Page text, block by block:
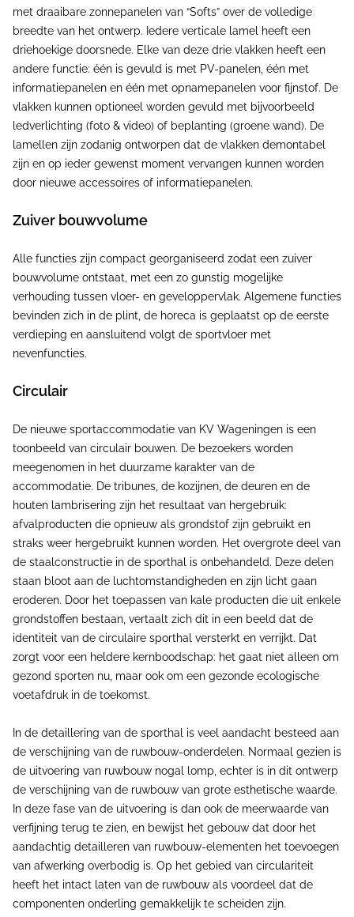
met draaibare zonnepanelen van “Softs” over de volledige
breedte van het ontwerp. Iedere verticale lamel heeft een
driehoekige doorsnede. Elke van deze drie vlakken heeft een
andere functie: één is gevuld is met PV-panelen, één met
informatiepanelen en één met opnamepanelen voor fijnstof. De
vlakken kunnen optioneel worden gevuld met bijvoorbeeld
ledverlichting (foto & video) of beplanting (groene wand). De
lamellen zijn zodanig ontworpen dat de vlakken demontabel
zijn en op ieder gewenst moment vervangen kunnen worden
door nieuwe accessoires of informatiepanelen.
Zuiver bouwvolume
Alle functies zijn compact georganiseerd zodat een zuiver
bouwvolume ontstaat, met een zo gunstig mogelijke
verhouding tussen vloer- en geveloppervlak. Algemene functies
bevinden zich in de plint, de horeca is geplaatst op de eerste
verdieping en aansluitend volgt de sportvloer met
nevenfuncties.
Circulair
De nieuwe sportaccommodatie van KV Wageningen is een
toonbeeld van circulair bouwen. De bezoekers worden
meegenomen in het duurzame karakter van de
accommodatie. De tribunes, de kozijnen, de deuren en de
houten lambrisering zijn het resultaat van hergebruik:
afvalproducten die opnieuw als grondstof zijn gebruikt en
straks weer hergebruikt kunnen worden. Het overgrote deel van
de staalconstructie in de sporthal is onbehandeld. Deze delen
staan bloot aan de luchtomstandigheden en zijn licht gaan
eroderen. Door het toepassen van kale producten die uit enkele
grondstoffen bestaan, vertaalt zich dit in een beeld dat de
identiteit van de circulaire sporthal versterkt en verrijkt. Dat
zorgt voor een heldere kernboodschap: het gaat niet alleen om
gezond sporten nu, maar ook om een gezonde ecologische
voetafdruk in de toekomst.
In de detaillering van de sporthal is veel aandacht besteed aan
de verschijning van de ruwbouw-onderdelen. Normaal gezien is
de uitvoering van ruwbouw nogal lomp, echter is in dit ontwerp
de verschijning van de ruwbouw van grote esthetische waarde.
In deze fase van de uitvoering is dan ook de meerwaarde van
verfijning terug te zien, en bewijst het gebouw dat door het
aandachtig detailleren van ruwbouw-elementen het toevoegen
van afwerking overbodig is. Op het gebied van circulariteit
heeft het intact laten van de ruwbouw als voordeel dat de
componenten onderling gemakkelijk te scheiden zijn.